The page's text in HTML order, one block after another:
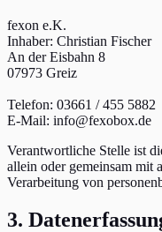
fexon e.K.
Inhaber: Christian Fischer
An der Eisbahn 8
07973 Greiz
Telefon: 03661 / 455 5882
E-Mail: info@fexobox.de
Verantwortliche Stelle ist
allein oder gemeinsam mit
Verarbeitung von
3.